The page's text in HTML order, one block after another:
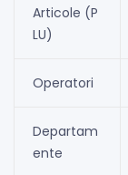
Articole (P
LU)
Operatori
Departam
ente